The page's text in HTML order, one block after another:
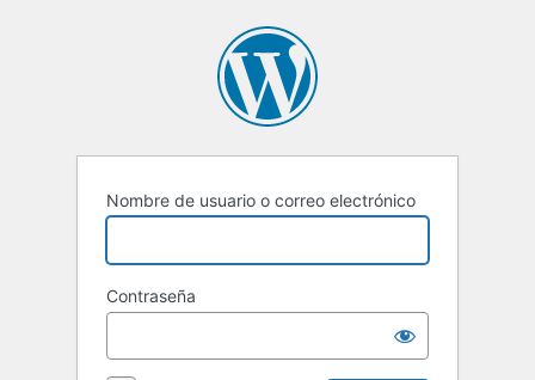
Nombre de usuario o correo electrónico
Contraseña